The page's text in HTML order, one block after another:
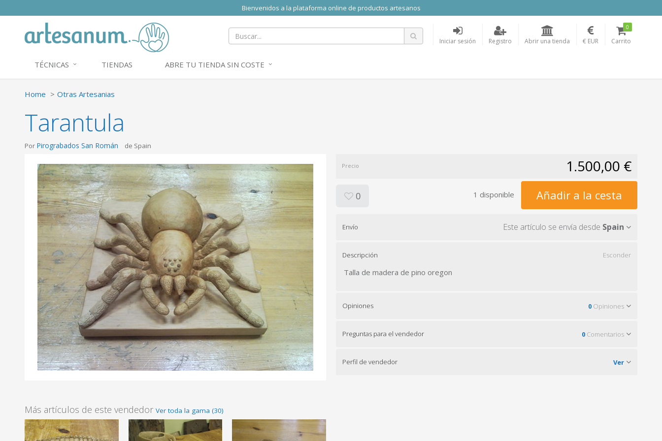
Bienvenidos a la plataforma online de productos artesanos
Iniciar sesión Registro Abrir una tienda € EUR Carrito
0
TÉCNICAS TIENDAS ABRE TU TIENDA SIN COSTE
Home Otras Artesanias
Tarantula
Por Pirograbados San Román de Spain
Más artículos de este vendedor Ver toda la gama (30)
Precio 1.500,00 €
0 1 disponible Añadir a la cesta
Envío Este artículo se envía desde Spain
Descripción Esconder
Talla de madera de pino oregon
Opiniones 0 Opiniones
Preguntas para el vendedor 0 Comentarios
Perfil de vendedor Ver